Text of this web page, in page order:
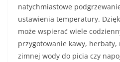
natychmiastowe
ustawienia temperatury.
może wspierać wiele
przygotowanie kawy, herbaty,
zimnej wody do picia czy